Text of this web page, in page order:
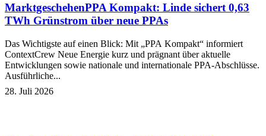
MarktgeschehenPPA Kompakt: Linde sichert 0,63
TWh Grünstrom über neue PPAs
Das Wichtigste auf einen Blick: Mit „PPA Kompakt“ informiert
ContextCrew Neue Energie kurz und prägnant über aktuelle
Entwicklungen sowie nationale und internationale PPA-Abschlüsse.
Ausführliche...
28. Juli 2026